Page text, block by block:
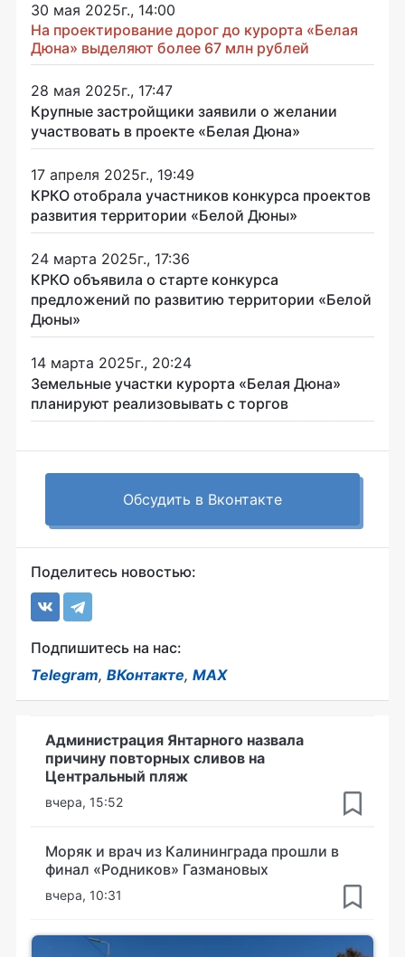
30 мая 2025г., 14:00
На проектирование дорог до курорта «Белая
Дюна» выделяют более 67 млн рублей
28 мая 2025г., 17:47
Крупные застройщики заявили о желании
участвовать в проекте «Белая Дюна»
17 апреля 2025г., 19:49
КРКО отобрала участников конкурса проектов
развития территории «Белой Дюны»
24 марта 2025г., 17:36
КРКО объявила о старте конкурса
предложений по развитию территории «Белой
Дюны»
14 марта 2025г., 20:24
Земельные участки курорта «Белая Дюна»
планируют реализовывать с торгов
Обсудить в Вконтакте
Поделитесь новостью:
Подпишитесь на нас:
Telegram, ВКонтакте, MAX
Администрация Янтарного назвала
причину повторных сливов на
Центральный пляж
вчера, 15:52
Моряк и врач из Калининграда прошли в
финал «Родников» Газмановых
вчера, 10:31